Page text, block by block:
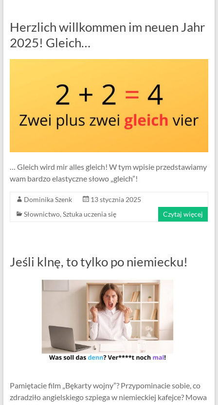
Niemieckiego
Herzlich willkommen im neuen Jahr
2025! Gleich…
… Gleich wird mir alles gleich! W tym wpisie przedstawiamy
wam bardzo elastyczne słowo „gleich”!
Dominika Szenk
13 stycznia 2025
Słownictwo, Sztuka uczenia się Czytaj więcej
Jeśli klnę, to tylko po niemiecku!
Pamiętacie film „Bękarty wojny”? Przypominacie sobie, co
zdradziło angielskiego szpiega w niemieckiej kafejce? Mowa